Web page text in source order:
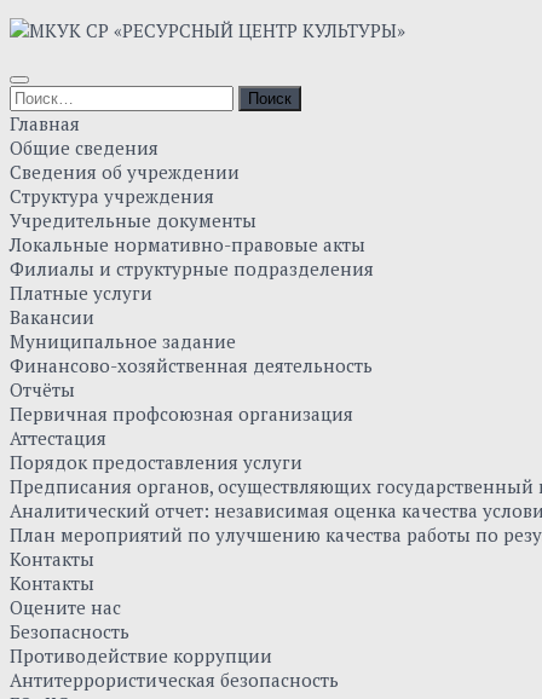
Skip
content
Найти:
Главная
Общие сведения
Сведения об учреждении
Структура учреждения
Учредительные документы
Локальные нормативно-правовые акты
Филиалы и структурные подразделения
Платные услуги
Вакансии
Муниципальное задание
Финансово-хозяйственная деятельность
Отчёты
Первичная профсоюзная организация
Аттестация
Порядок предоставления услуги
Предписания органов, осуществляющих
Аналитический отчет: независимая оценка качества
План мероприятий по улучшению качества работы по
Контакты
Контакты
Оцените нас
Безопасность
Противодействие коррупции
Антитеррористическая безопасность